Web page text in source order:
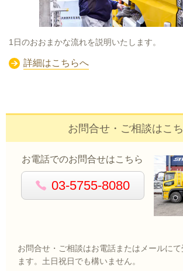
1日のおおまかな流れを説明いたします。
詳細はこちらへ
お問合せ・ご相談はこ
お電話でのお問合せはこちら
03-5755-8080
お問合せ・ご相談はお電話またはメールにて
ます。土日祝日でも構いません。